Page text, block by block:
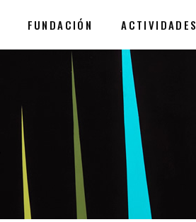
FUNDACIÓN ACTIVIDADES